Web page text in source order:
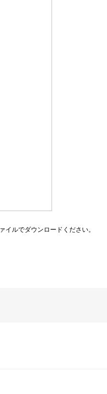
ルでダウンロードください。